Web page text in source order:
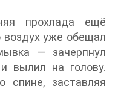
прохлада ещё
воздух уже обещал
— зачерпнул
вылил на голову.
спине, заставляя